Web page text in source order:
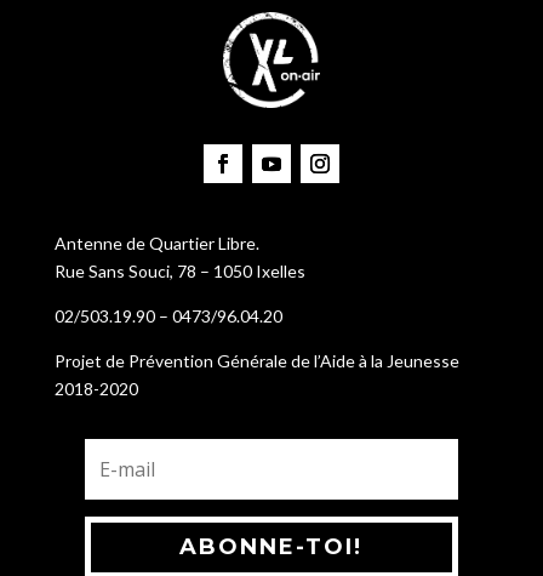
Antenne de Quartier Libre.
Rue Sans Souci, 78 – 1050 Ixelles
02/503.19.90 – 0473/96.04.20
Projet de Prévention Générale de l’Aide à la Jeunesse
2018-2020
ABONNE-TOI!